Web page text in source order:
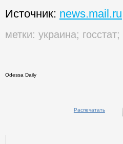
Источник: news.mail.ru
метки: украина; госстат;
Odessa Daily
Распечатать